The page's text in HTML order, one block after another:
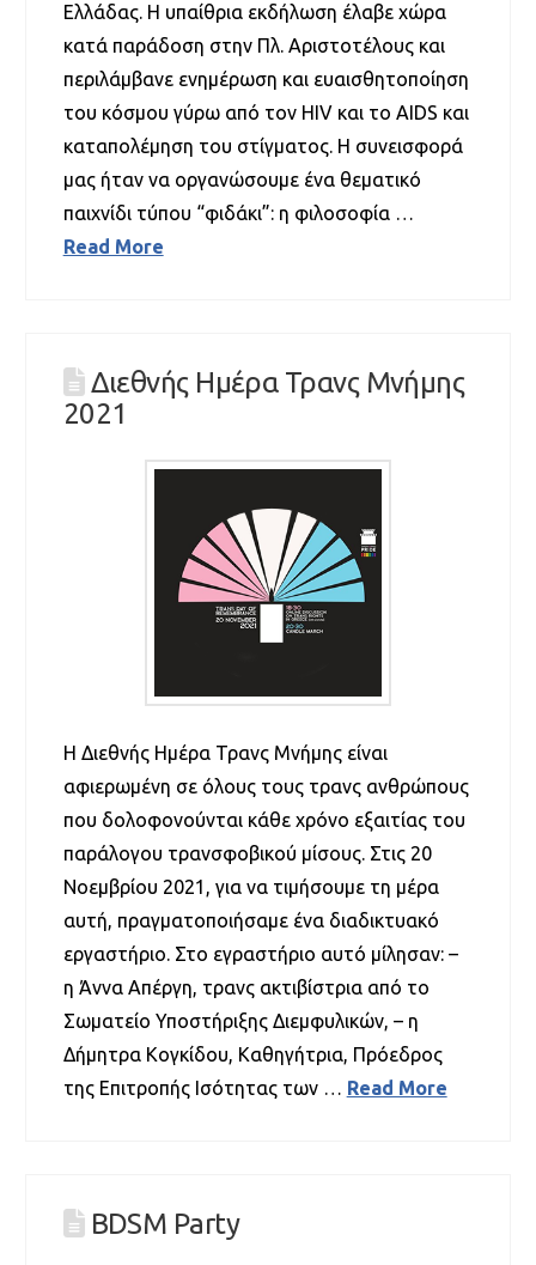
Ελλάδας. Η υπαίθρια εκδήλωση έλαβε χώρα
κατά παράδοση στην Πλ. Αριστοτέλους και
περιλάμβανε ενημέρωση και ευαισθητοποίηση
του κόσμου γύρω από τον HIV και το AIDS και
καταπολέμηση του στίγματος. Η συνεισφορά
μας ήταν να οργανώσουμε ένα θεματικό
παιχνίδι τύπου “φιδάκι”: η φιλοσοφία …
Read More
Διεθνής Ημέρα Τρανς Μνήμης
2021
Η Διεθνής Ημέρα Τρανς Μνήμης είναι
αφιερωμένη σε όλους τους τρανς ανθρώπους
που δολοφονούνται κάθε χρόνο εξαιτίας του
παράλογου τρανσφοβικού μίσους. Στις 20
Νοεμβρίου 2021, για να τιμήσουμε τη μέρα
αυτή, πραγματοποιήσαμε ένα διαδικτυακό
εργαστήριο. Στο εγραστήριο αυτό μίλησαν: –
η Άννα Απέργη, τρανς ακτιβίστρια από το
Σωματείο Υποστήριξης Διεμφυλικών, – η
Δήμητρα Κογκίδου, Καθηγήτρια, Πρόεδρος
της Επιτροπής Ισότητας των … Read More
BDSM Party